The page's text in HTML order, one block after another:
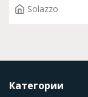
Solazzo
Категории